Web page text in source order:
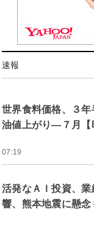
速報
世界食料価格、３
油値上がり―７月【
07:19
活発なＡＩ投資、
響、熊本地震に懸